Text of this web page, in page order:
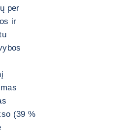
per
ir
(39 %